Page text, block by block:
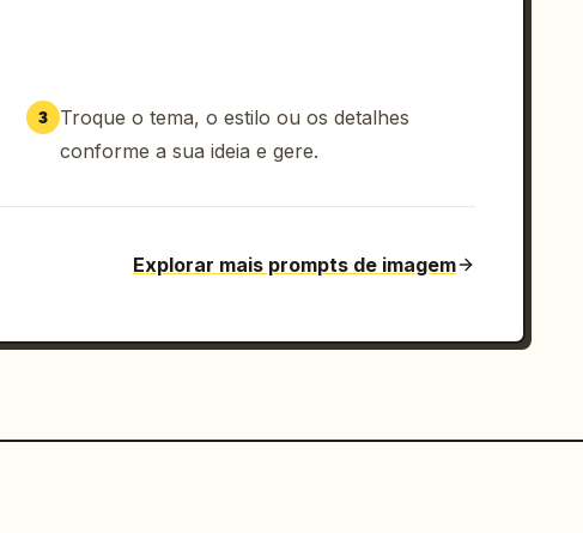
3
Troque o tema, o estilo ou os detalhes
conforme a sua ideia e gere.
Explorar mais prompts de imagem